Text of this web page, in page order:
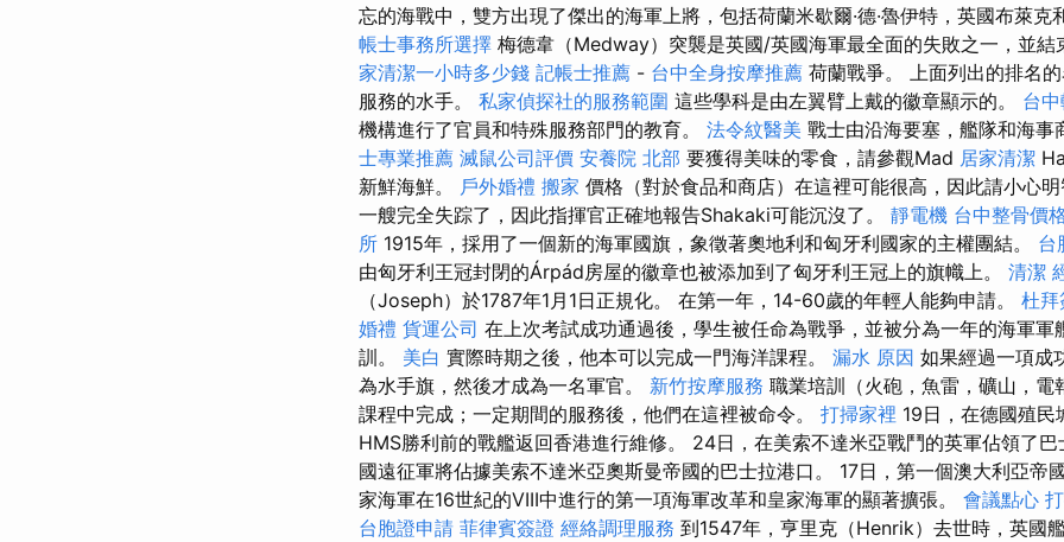
忘的海戰中，雙方出現了傑出的海軍上將，包括荷蘭米歇爾·德·魯伊特，英國布萊克
帳士事務所選擇 梅德韋（Medway）突襲是英國/英國海軍最全面的失敗之一，並結
家清潔一小時多少錢 記帳士推薦 - 台中全身按摩推薦 荷蘭戰爭。 上面列出的排名
服務的水手。 私家偵探社的服務範圍 這些學科是由左翼臂上戴的徽章顯示的。 台
機構進行了官員和特殊服務部門的教育。 法令紋醫美 戰士由沿海要塞，艦隊和海事
士專業推薦 滅鼠公司評價 安養院 北部 要獲得美味的零食，請參觀Mad 居家清潔
新鮮海鮮。 戶外婚禮 搬家 價格（對於食品和商店）在這裡可能很高，因此請小心
一艘完全失踪了，因此指揮官正確地報告Shakaki可能沉沒了。 靜電機 台中整骨價
所 1915年，採用了一個新的海軍國旗，象徵著奧地利和匈牙利國家的主權團結。 台
由匈牙利王冠封閉的Árpád房屋的徽章也被添加到了匈牙利王冠上的旗幟上。 清潔
（Joseph）於1787年1月1日正規化。 在第一年，14-60歲的年輕人能夠申請。 杜拜
婚禮 貨運公司 在上次考試成功通過後，學生被任命為戰爭，並被分為一年的海軍軍
訓。 美白 實際時期之後，他本可以完成一門海洋課程。 漏水 原因 如果經過一項成
為水手旗，然後才成為一名軍官。 新竹按摩服務 職業培訓（火砲，魚雷，礦山，
課程中完成；一定期間的服務後，他們在這裡被命令。 打掃家裡 19日，在德國殖民
HMS勝利前的戰艦返回香港進行維修。 24日，在美索不達米亞戰鬥的英軍佔領了
國遠征軍將佔據美索不達米亞奧斯曼帝國的巴士拉港口。 17日，第一個澳大利亞帝
家海軍在16世紀的VIII中進行的第一項海軍改革和皇家海軍的顯著擴張。 會議點心
台胞證申請 菲律賓簽證 經絡調理服務 到1547年，亨里克（Henrik）去世時，英國